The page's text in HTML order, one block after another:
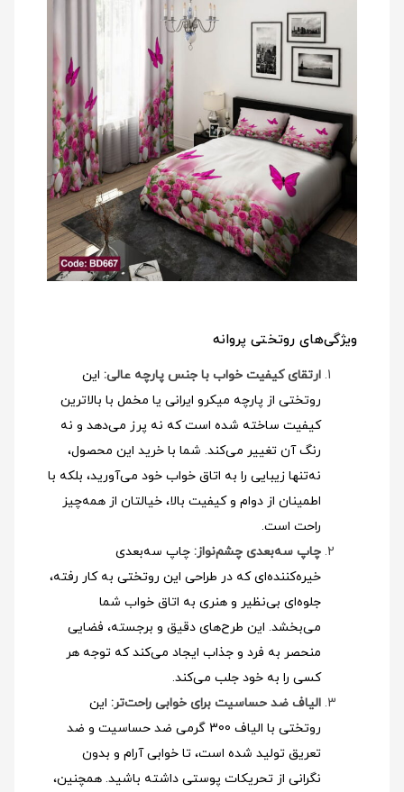
ویژگی‌های روتختی پروانه
ارتقای کیفیت خواب با جنس پارچه عالی: این
روتختی از پارچه میکرو ایرانی یا مخمل با بالاترین
کیفیت ساخته شده است که نه پرز می‌دهد و نه
رنگ آن تغییر می‌کند. شما با خرید این محصول،
نه‌تنها زیبایی را به اتاق خواب خود می‌آورید، بلکه با
اطمینان از دوام و کیفیت بالا، خیالتان از همه‌چیز
راحت است.
چاپ سه‌بعدی چشم‌نواز: چاپ سه‌بعدی
خیره‌کننده‌ای که در طراحی این روتختی به کار رفته،
جلوه‌ای بی‌نظیر و هنری به اتاق خواب شما
می‌بخشد. این طرح‌های دقیق و برجسته، فضایی
منحصر به فرد و جذاب ایجاد می‌کند که توجه هر
کسی را به خود جلب می‌کند.
الیاف ضد حساسیت برای خوابی راحت‌تر: این
روتختی با الیاف 300 گرمی ضد حساسیت و ضد
تعریق تولید شده است، تا خوابی آرام و بدون
نگرانی از تحریکات پوستی داشته باشید. همچنین،